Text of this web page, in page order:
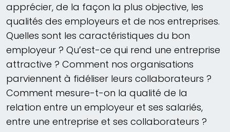
apprécier, de la façon la plus objective, les
qualités des employeurs et de nos entreprises.
Quelles sont les caractéristiques du bon
employeur ? Qu’est-ce qui rend une entreprise
attractive ? Comment nos organisations
parviennent à fidéliser leurs collaborateurs ?
Comment mesure-t-on la qualité de la
relation entre un employeur et ses salariés,
entre une entreprise et ses collaborateurs ?